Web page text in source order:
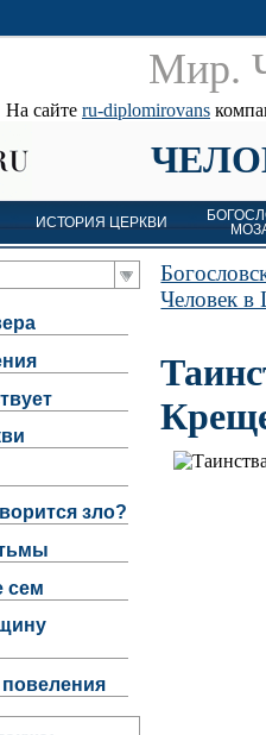
Мир.
На сайте ru-diplomirovans
ИСТОРИЯ ЦЕРКВИ
Человек в
зло?
сем